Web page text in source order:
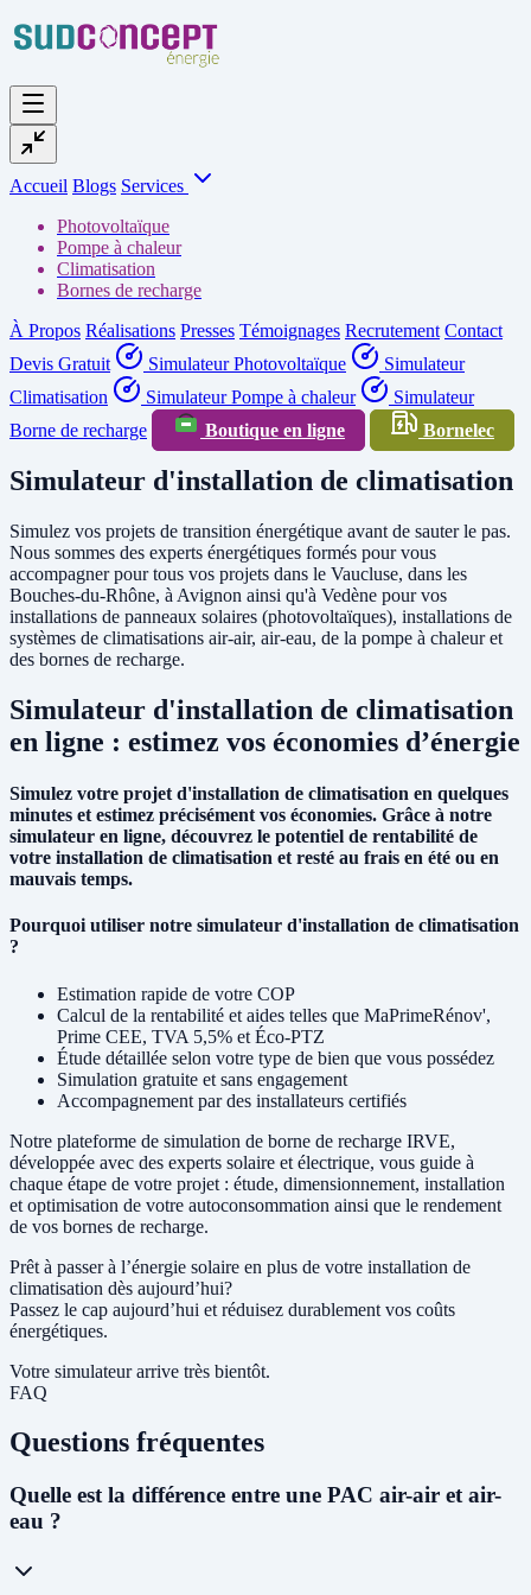
Accueil Blogs Services
Photovoltaïque
Pompe à chaleur
Climatisation
Bornes de recharge
À Propos Réalisations Presses Témoignages Recrutement Contact
Devis Gratuit
Simulateur Photovoltaïque
Simulateur
Climatisation
Simulateur Pompe à chaleur
Simulateur
Borne de recharge
Boutique en ligne Bornelec
Simulateur d'installation de climatisation
Simulez vos projets de transition énergétique avant de sauter le pas.
Nous sommes des experts énergétiques formés pour vous
accompagner pour tous vos projets dans le Vaucluse, dans les
Bouches-du-Rhône, à Avignon ainsi qu'à Vedène pour vos
installations de panneaux solaires (photovoltaïques), installations de
systèmes de climatisations air-air, air-eau, de la pompe à chaleur et
des bornes de recharge.
Simulateur d'installation de climatisation
en ligne : estimez vos économies d’énergie
Simulez votre projet d'installation de climatisation en quelques
minutes et estimez précisément vos économies. Grâce à notre
simulateur en ligne, découvrez le potentiel de rentabilité de
votre installation de climatisation et resté au frais en été ou en
mauvais temps.
Pourquoi utiliser notre simulateur d'installation de climatisation
?
Estimation rapide de votre COP
Calcul de la rentabilité et aides telles que MaPrimeRénov',
Prime CEE, TVA 5,5% et Éco-PTZ
Étude détaillée selon votre type de bien que vous possédez
Simulation gratuite et sans engagement
Accompagnement par des installateurs certifiés
Notre plateforme de simulation de borne de recharge IRVE,
développée avec des experts solaire et électrique, vous guide à
chaque étape de votre projet : étude, dimensionnement, installation
et optimisation de votre autoconsommation ainsi que le rendement
de vos bornes de recharge.
Prêt à passer à l’énergie solaire en plus de votre installation de
climatisation dès aujourd’hui?
Passez le cap aujourd’hui et réduisez durablement vos coûts
énergétiques.
Votre simulateur arrive très bientôt.
FAQ
Questions fréquentes
Quelle est la différence entre une PAC air-air et air-
eau ?